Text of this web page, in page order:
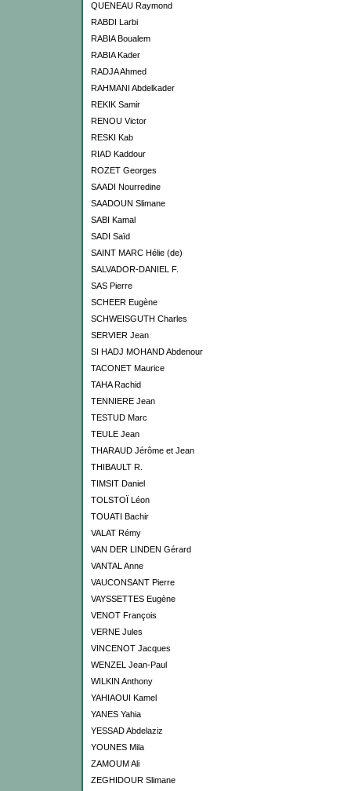
QUENEAU Raymond
RABDI Larbi
RABIA Boualem
RABIA Kader
RADJA Ahmed
RAHMANI Abdelkader
REKIK Samir
RENOU Victor
RESKI Kab
RIAD Kaddour
ROZET Georges
SAADI Nourredine
SAADOUN Slimane
SABI Kamal
SADI Saïd
SAINT MARC Hélie (de)
SALVADOR-DANIEL F.
SAS Pierre
SCHEER Eugène
SCHWEISGUTH Charles
SERVIER Jean
SI HADJ MOHAND Abdenour
TACONET Maurice
TAHA Rachid
TENNIERE Jean
TESTUD Marc
TEULE Jean
THARAUD Jérôme et Jean
THIBAULT R.
TIMSIT Daniel
TOLSTOÏ Léon
TOUATI Bachir
VALAT Rémy
VAN DER LINDEN Gérard
VANTAL Anne
VAUCONSANT Pierre
VAYSSETTES Eugène
VENOT François
VERNE Jules
VINCENOT Jacques
WENZEL Jean-Paul
WILKIN Anthony
YAHIAOUI Kamel
YANES Yahia
YESSAD Abdelaziz
YOUNES Mila
ZAMOUM Ali
ZEGHIDOUR Slimane